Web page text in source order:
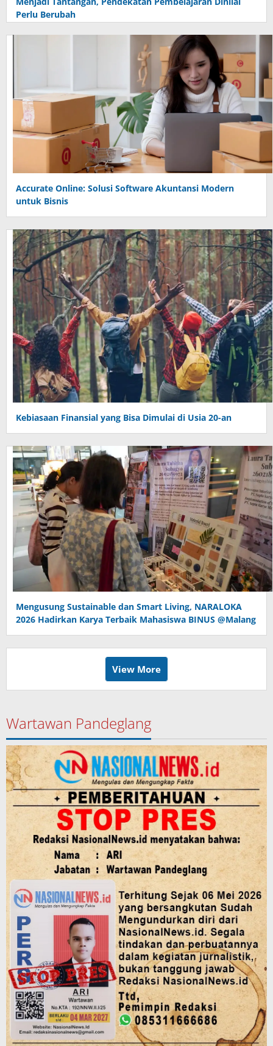
Perlu Berubah
Accurate Online: Solusi Software Akuntansi Modern
untuk Bisnis
Kebiasaan Finansial yang Bisa Dimulai di Usia 20-an
Mengusung Sustainable dan Smart Living, NARALOKA
2026 Hadirkan Karya Terbaik Mahasiswa BINUS @Malang
View More
Wartawan Pandeglang